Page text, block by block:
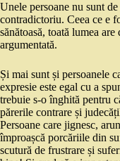
Unele persoane nu sunt
contradictoriu. Ceea ce e
sănătoasă, toată lumea
argumentată.
Și mai sunt și persoanele
expresie este egal cu a
trebuie s-o înghită pentru
părerile contrare și
Persoane care jignesc,
împroașcă porcăriile din
scutură de frustrare și